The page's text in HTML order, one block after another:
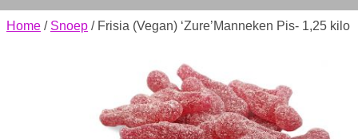
Home / Snoep / Frisia (Vegan) ‘Zure’Manneken Pis- 1,25 kilo